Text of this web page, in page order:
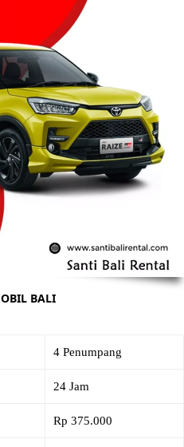
BALI
4 Penumpang
24 Jam
Rp 375.000